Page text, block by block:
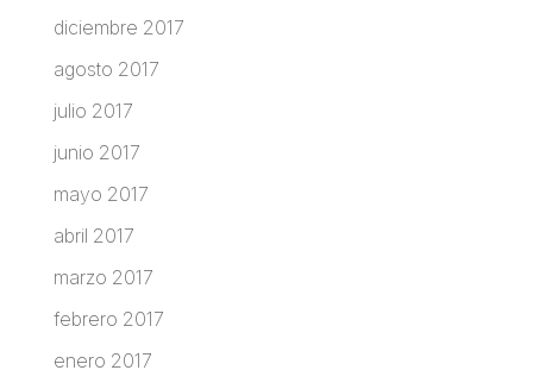
diciembre 2017
agosto 2017
julio 2017
junio 2017
mayo 2017
abril 2017
marzo 2017
febrero 2017
enero 2017